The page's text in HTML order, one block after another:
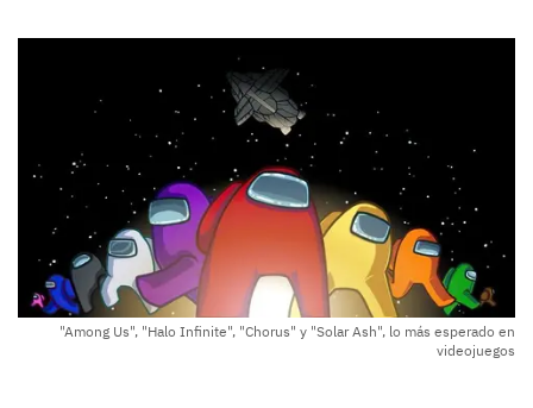
"Among Us", "Halo Infinite", "Chorus" y "Solar Ash", lo más esperado en
videojuegos